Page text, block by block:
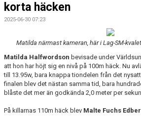
korta häcken
2025-06-30 07:23
Matilda närmast kameran, här i Lag-SM-
Matilda Halfwordson bevisade under
att hon har höjt sig en nivå på 100m häck. Nu
till 13.95w, bara knappa tiondelen från det
finalen blev det nästan samma tid, bara
blåste det mer än godkända 2,0 meter per
På killarnas 110m häck blev Malte Fuchs